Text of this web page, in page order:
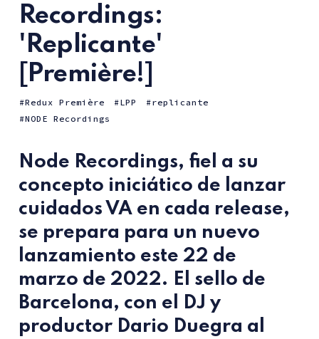
Recordings:
'Replicante'
[Première!]
Redux Première LPP
replicante
NODE Recordings
Node Recordings, fiel a su
concepto iniciático de lanzar
cuidados VA en cada release,
se prepara para un nuevo
lanzamiento este 22 de
marzo de 2022. El sello de
Barcelona, con el DJ y
productor Dario Duegra al